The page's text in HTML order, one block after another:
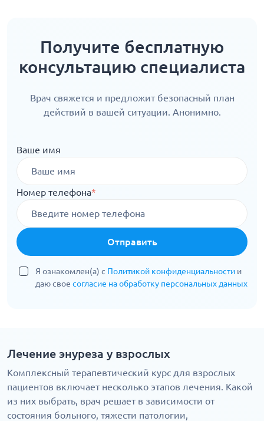
Получите бесплатную
консультацию специалиста
Врач свяжется и предложит безопасный план
действий в вашей ситуации. Анонимно.
Ваше имя
Номер телефона*
Отправить
Я ознакомлен(а) с Политикой конфиденциальности и
даю свое согласие на обработку персональных данных
Лечение энуреза у взрослых
Комплексный терапевтический курс для взрослых
пациентов включает несколько этапов лечения. Какой
из них выбрать, врач решает в зависимости от
состояния больного, тяжести патологии,